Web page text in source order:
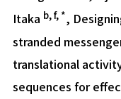
Itaka b, f, *,
stranded
translational
sequences for